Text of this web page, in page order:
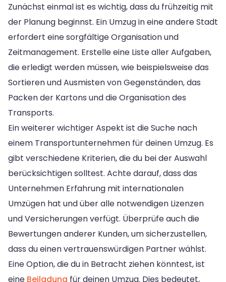
Zunächst einmal ist es wichtig, dass du frühzeitig mit
der Planung beginnst. Ein Umzug in eine andere Stadt
erfordert eine sorgfältige Organisation und
Zeitmanagement. Erstelle eine Liste aller Aufgaben,
die erledigt werden müssen, wie beispielsweise das
Sortieren und Ausmisten von Gegenständen, das
Packen der Kartons und die Organisation des
Transports.
Ein weiterer wichtiger Aspekt ist die Suche nach
einem Transportunternehmen für deinen Umzug. Es
gibt verschiedene Kriterien, die du bei der Auswahl
berücksichtigen solltest. Achte darauf, dass das
Unternehmen Erfahrung mit internationalen
Umzügen hat und über alle notwendigen Lizenzen
und Versicherungen verfügt. Überprüfe auch die
Bewertungen anderer Kunden, um sicherzustellen,
dass du einen vertrauenswürdigen Partner wählst.
Eine Option, die du in Betracht ziehen könntest, ist
eine Beiladung für deinen Umzug. Dies bedeutet,